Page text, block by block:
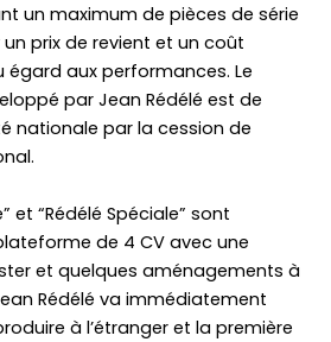
un maximum de pièces de série
prix de revient et un coût
égard aux performances. Le
par Jean Rédélé est de
nationale par la cession de
et “Rédélé Spéciale” sont
de 4 CV avec une
et quelques aménagements à
Rédélé va immédiatement
à l’étranger et la première